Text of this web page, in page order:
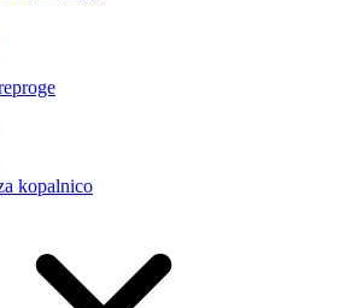
kopalnico